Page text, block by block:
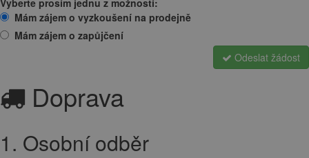
Mám zájem o vyzkoušení na prodejně
Mám zájem o zapůjčení
Odeslat žádost
Doprava
1. Osobní odběr